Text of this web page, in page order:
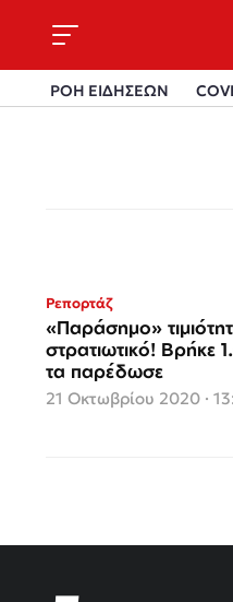
ΡΟΗ ΕΙΔΗΣΕΩΝ
Ρεπορτάζ
«Παράσημο»
στρατιωτικό! Βρήκε
τα παρέδωσε
21 Οκτωβρίου 2020 ·